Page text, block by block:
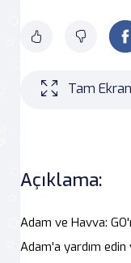
Tam Ekran
Açıklama:
Adam ve Havva:
Adam'a yardım edin